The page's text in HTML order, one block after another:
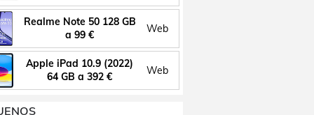
Realme Note 50 128 GB
a 99 €
Web
Apple iPad 10.9 (2022)
64 GB a 392 €
Web